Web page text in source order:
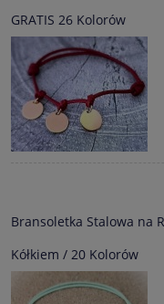
GRATIS 26 Kolorów
Bransoletka Stalowa na
Kółkiem / 20 Kolorów